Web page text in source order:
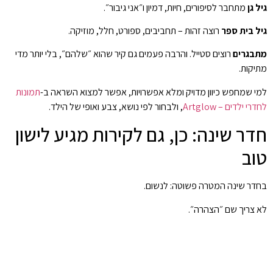
גיל גןמתחבר לסיפורים, חיות, דמיון ו״אני גיבור״.
גיל בית ספר רוצה זהות – תחביבים, ספורט, חלל, מוזיקה.
מתבגריםרוצים סטייל. והרבה פעמים גם קיר שהוא ״שלהם״, בלי יותר מדי
מתיקות.
למי שמחפש כיוון מדויק ומלא אפשרויות, אפשר למצוא השראה ב-תמונות
לחדרי ילדים – Artglow
, ולבחור לפי נושא, צבע ואופי של הילד.
חדר שינה: כן, גם לקירות מגיע לישון
טוב
בחדר שינה המטרה פשוטה: לנשום.
לא צריך שם ״הצהרה״.